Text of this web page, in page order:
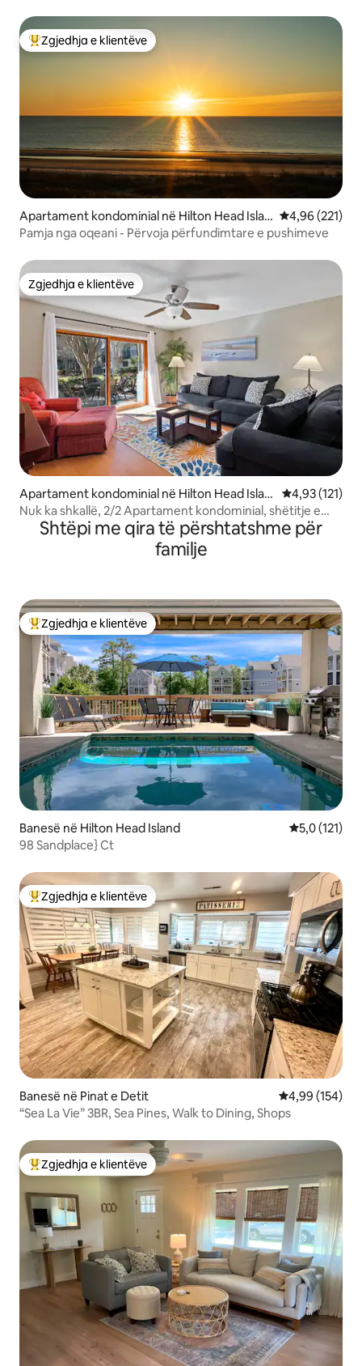
Më të mirat e zgjedhjeve të klientëve
Zgjedhja e klientëve
Apartament kondominial në Hilton Head Islan
d
Vlerësimi
4,96 (221)
Pamja nga oqeani - Përvoja përfundimtare e pushimeve
Zgjedhja e klientëve
Zgjedhja e klientëve
Apartament kondominial në Hilton Head Islan
d
Vlerësimi
4,93 (121)
Nuk ka shkallë, 2/2 Apartament kondominial, shëtitje e
lehtë deri në plazh dhe Coligny
Shtëpi me qira të përshtatshme për
familje
Më të mirat e zgjedhjeve të klientëve
Zgjedhja e klientëve
Banesë në Hilton Head Island Vlerësimi
5,0 (121)
98 Sandplace} Ct
Më të mirat e zgjedhjeve të klientëve
Zgjedhja e klientëve
Banesë në Pinat e Detit Vlerësimi
4,99 (154)
“Sea La Vie” 3BR, Sea Pines, Walk to Dining, Shops
Më të mirat e zgjedhjeve të klientëve
Zgjedhja e klientëve